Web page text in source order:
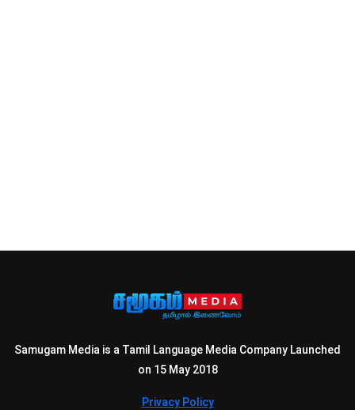
Samugam Media is a Tamil Language Media Company Launched
on 15 May 2018
Privacy Policy